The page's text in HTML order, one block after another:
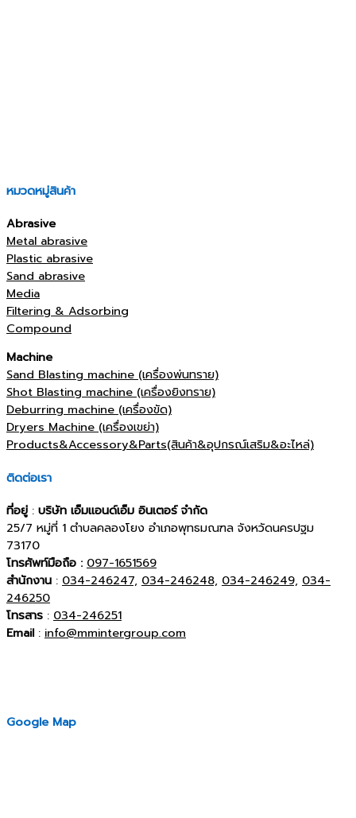
หมวดหมู่สินค้า
Abrasive
Metal abrasive
Plastic abrasive
Sand abrasive
Media
Filtering & Adsorbing
Compound
Machine
Sand Blasting machine (เครื่องพ่นทราย)
Shot Blasting machine (เครื่องยิงทราย)
Deburring machine (เครื่องขัด)
Dryers Machine (เครื่องเขย่า)
Products&Accessory&Parts(สินค้า&อุปกรณ์เสริม&อะไหล่)
ติดต่อเรา
ที่อยู่ : บริษัท เอ็มแอนด์เอ็ม อินเตอร์ จำกัด
25/7 หมู่ที่ 1 ตำบลคลองโยง อำเภอพุทธมณฑล จังหวัดนครปฐม
73170
โทรศัพท์มือถือ : 097-1651569
สำนักงาน : 034-246247, 034-246248, 034-246249, 034-
246250
โทรสาร : 034-246251
Email: info@mmintergroup.com
Google Map